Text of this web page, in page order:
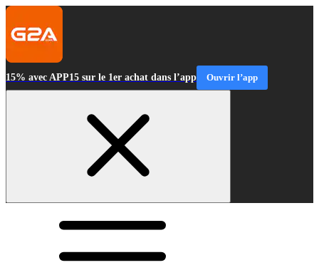
15% avec APP15 sur le 1er achat dans l’app Ouvrir l’app